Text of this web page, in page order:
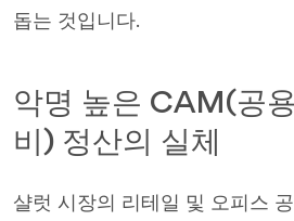
돕는 것입니다.
악명 높은 CAM(공
비) 정산의 실체
샬럿 시장의 리테일 및 오피스